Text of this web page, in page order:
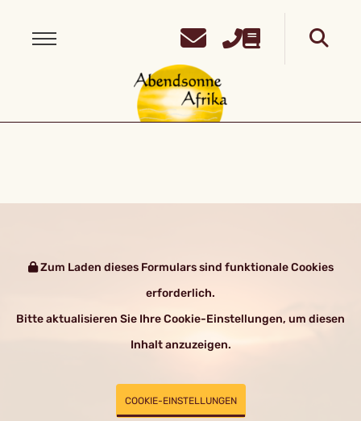
Zum Laden dieses Formulars sind funktionale Cookies
erforderlich.
Bitte aktualisieren Sie Ihre Cookie-Einstellungen, um diesen
Inhalt anzuzeigen.
COOKIE-EINSTELLUNGEN